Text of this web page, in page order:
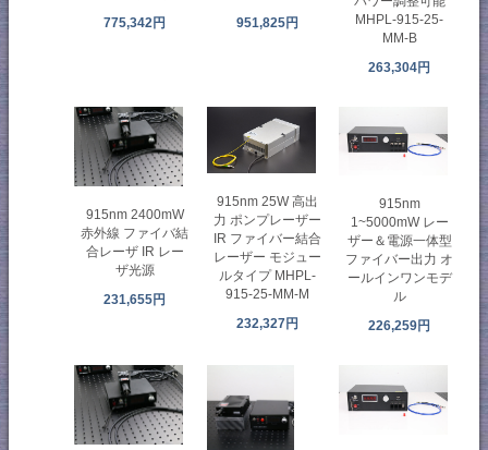
775,342円
951,825円
MHPL-915-25-
MM-B
263,304円
915nm 2400mW
赤外線 ファイバ結
合レーザ IR レー
ザ光源
231,655円
915nm 25W 高出
力 ポンプレーザー
IR ファイバー結合
レーザー モジュー
ルタイプ MHPL-
915-25-MM-M
232,327円
915nm
1~5000mW レー
ザー＆電源一体型
ファイバー出力 オ
ールインワンモデ
ル
226,259円